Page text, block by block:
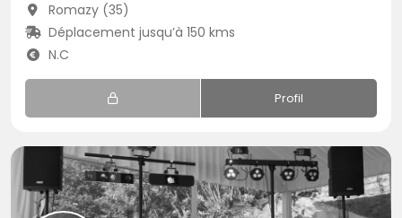
Romazy (35)
Déplacement jusqu’à 150 kms
N.C
Profil